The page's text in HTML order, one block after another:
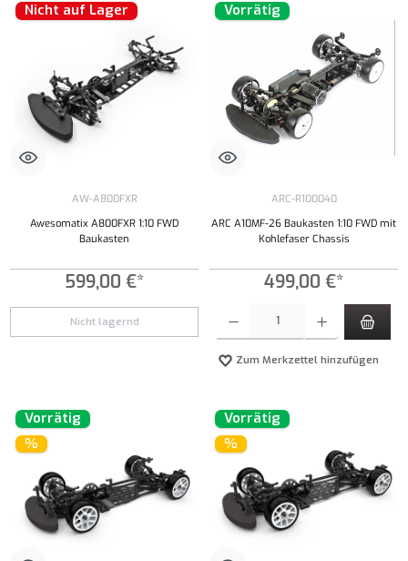
Nicht auf Lager
AW-A800FXR
Awesomatix A800FXR 1:10 FWD
Baukasten
599,00 €*
Nicht lagernd
Vorrätig
ARC-R100040
ARC A10MF-26 Baukasten 1:10 FWD mit
Kohlefaser Chassis
499,00 €*
Zum Merkzettel hinzufügen
Vorrätig
%
Vorrätig
%